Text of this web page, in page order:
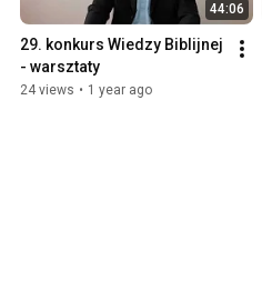
44:06
29. konkurs Wiedzy Biblijnej
- warsztaty
24 views • 1 year ago